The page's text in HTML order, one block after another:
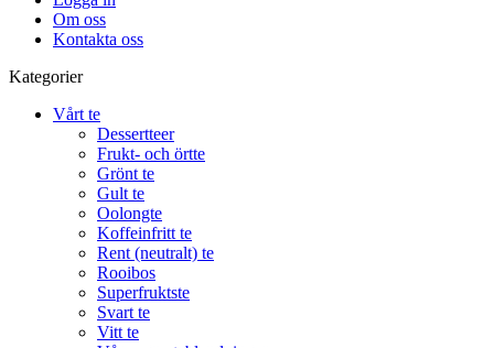
Om oss
Kontakta oss
Kategorier
Vårt te
Dessertteer
Frukt- och örtte
Grönt te
Gult te
Oolongte
Koffeinfritt te
Rent (neutralt) te
Rooibos
Superfruktste
Svart te
Vitt te